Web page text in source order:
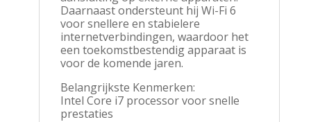
Daarnaast ondersteunt hij Wi-Fi 6
voor snellere en stabielere
internetverbindingen, waardoor het
een toekomstbestendig apparaat is
voor de komende jaren.
Belangrijkste Kenmerken:
Intel Core i7 processor voor snelle
prestaties